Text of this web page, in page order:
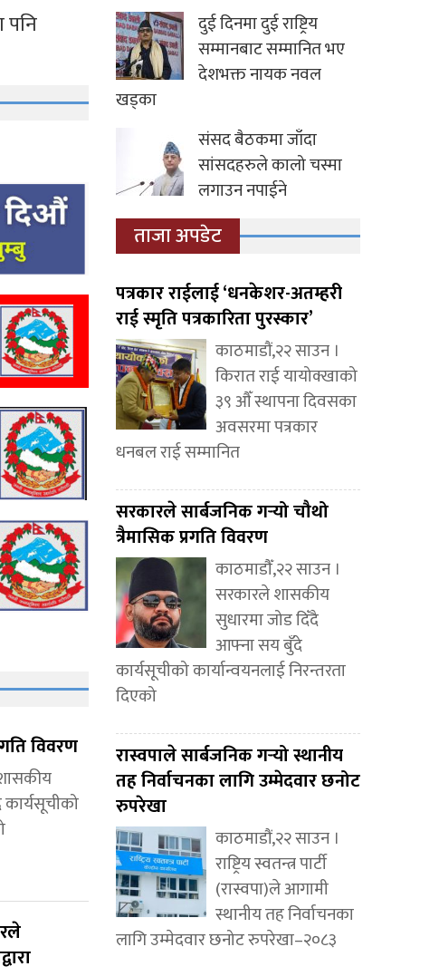
विवरण
दुई दिनमा दुई राष्ट्रिय
सम्मानबाट सम्मानित भए
देशभक्त नायक नवल
खड्का
संसद बैठकमा जाँदा
सांसदहरुले कालो चस्मा
लगाउन नपाईने
ताजा अपडेट
पत्रकार राईलाई ‘धनकेशर-अतम्हरी
राई स्मृति पत्रकारिता पुरस्कार’
काठमाडौं,२२ साउन ।
किरात राई यायोक्खाको
३९ औँ स्थापना दिवसका
अवसरमा पत्रकार
धनबल राई सम्मानित
सरकारले सार्बजनिक गर्‍यो चौथो
त्रैमासिक प्रगति विवरण
काठमाडौँ,२२ साउन ।
सरकारले शासकीय
सुधारमा जोड दिँदै
आफ्ना सय बुँदे
कार्यसूचीको कार्यान्वयनलाई निरन्तरता
दिएको
रास्वपाले सार्बजनिक गर्‍यो स्थानीय
तह निर्वाचनका लागि उम्मेदवार छनोट
रुपरेखा
काठमाडौं,२२ साउन ।
राष्ट्रिय स्वतन्त्र पार्टी
(रास्वपा)ले आगामी
स्थानीय तह निर्वाचनका
लागि उम्मेदवार छनोट रुपरेखा–२०८३